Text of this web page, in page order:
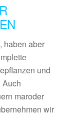
haben aber
und
Auch
maroder
wir